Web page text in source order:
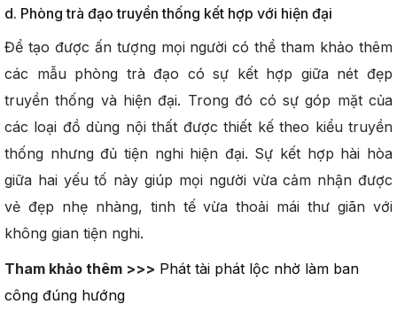
d. Phòng trà đạo truyền thống kết hợp với hiện đại
Để tạo được ấn tượng mọi người có thể tham khảo thêm
các mẫu phòng trà đạo có sự kết hợp giữa nét đẹp
truyền thống và hiện đại. Trong đó có sự góp mặt của
các loại đồ dùng nội thất được thiết kế theo kiểu truyền
thống nhưng đủ tiện nghi hiện đại. Sự kết hợp hài hòa
giữa hai yếu tố này giúp mọi người vừa cảm nhận được
vẻ đẹp nhẹ nhàng, tinh tế vừa thoải mái thư giãn với
không gian tiện nghi.
Tham khảo thêm >>> Phát tài phát lộc nhờ làm ban
công đúng hướng